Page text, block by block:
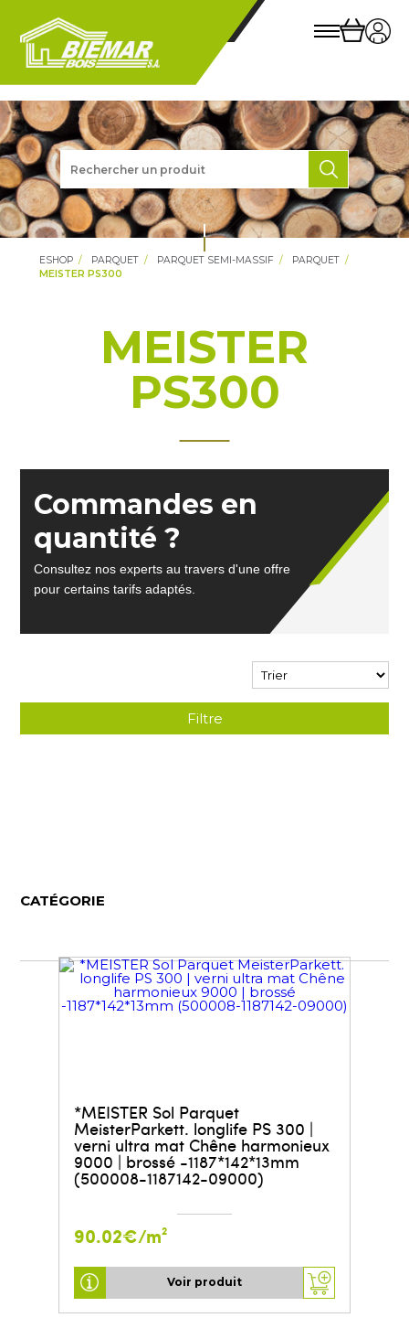
ESHOP PARQUET PARQUET SEMI-MASSIF
PARQUET
MEISTER PS300
MEISTER
PS300
Commandes en
quantité ?
Consultez nos experts au travers d'une offre
pour certains tarifs adaptés.
Filtre
CATÉGORIE
*MEISTER Sol Parquet
MeisterParkett. longlife PS 300 |
verni ultra mat Chêne harmonieux
9000 | brossé -1187*142*13mm
(500008-1187142-09000)
90.02€/m²
Voir produit